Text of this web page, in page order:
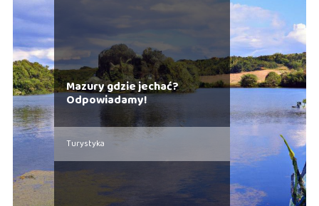
Mazury gdzie jechać?
Odpowiadamy!
Turystyka